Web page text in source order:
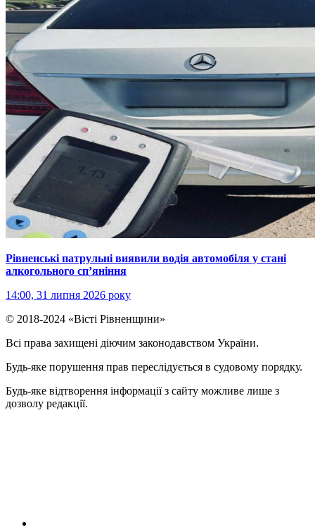
Рівненські патрульні виявили водія автомобіля у стані
алкогольного сп’яніння
14:00, 31 липня 2026 року
© 2018-2024 «Вісті Рівненщини»
Всі права захищені діючим законодавством України.
Будь-яке порушення прав переслідується в судовому порядку.
Будь-яке відтворення інформації з сайту можливе лише з
дозволу редакції.